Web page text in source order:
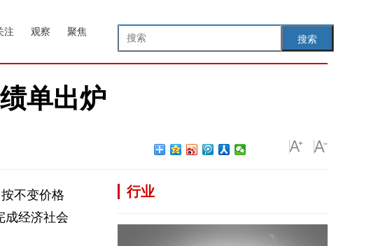
搜索
注 观察 聚焦
单出炉
不变价格
成经济社会
行业